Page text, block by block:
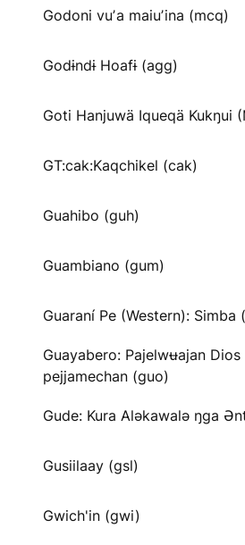
Godoni vuʼa maiuʼina (mcq)
Godɨndɨ Hoafɨ (agg)
Goti Hanjuwä Iqueqä Kukŋui
GT:cak:Kaqchikel (cak)
Guahibo (guh)
Guambiano (gum)
Guaraní Pe (Western): Simba
Guayabero: Pajelwʉajan Dios
pejjamechan (guo)
Gude: Kura Aləkawalə ŋga
Gusiilaay (gsl)
Gwich'in (gwi)